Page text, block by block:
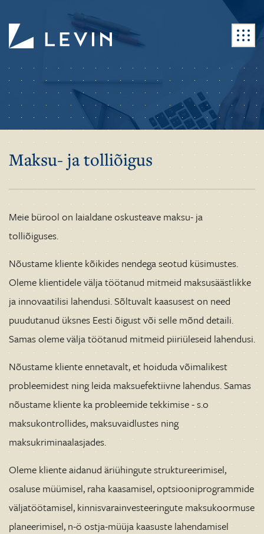
Maksu- ja tolliõigus
Meie bürool on laialdane oskusteave maksu- ja
tolliõiguses.
Nõustame kliente kõikides nendega seotud küsimustes.
Oleme klientidele välja töötanud mitmeid maksusäästlikke
ja innovaatilisi lahendusi. Sõltuvalt kaasusest on need
puudutanud üksnes Eesti õigust või selle mõnd detaili.
Samas oleme välja töötanud mitmeid piiriüleseid lahendusi.
Nõustame kliente ennetavalt, et hoiduda võimalikest
probleemidest ning leida maksuefektiivne lahendus. Samas
nõustame kliente ka probleemide tekkimise - s.o
maksukontrollides, maksuvaidlustes ning
maksukriminaalasjades.
Oleme kliente aidanud äriühingute struktureerimisel,
osaluse müümisel, raha kaasamisel, optsiooniprogrammide
väljatöötamisel, kinnisvarainvesteeringute maksukoormuse
planeerimisel, n-ö ostja-müüja kaasuste lahendamisel